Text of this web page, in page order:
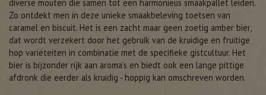
diverse mouten die samen tot een harmonieus smaakpallet leiden.
Zo ontdekt men in deze unieke smaakbeleving toetsen van
caramel en biscuit. Het is een zacht maar geen zoetig amber bier,
dat wordt verzekert door het gebruik van de kruidige en fruitige
hop variëteiten in combinatie met de specifieke gistcultuur. Het
bier is bijzonder rijk aan aroma’s en biedt ook een lange pittige
afdronk die eerder als kruidig - hoppig kan omschreven worden.